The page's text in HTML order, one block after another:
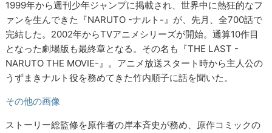
1999年から週刊少年ジャンプに掲載され、世界中に熱狂的なフ
ァンを生んできた『NARUTO -ナルト-』が、先月、全700話で
完結した。2002年からTVアニメシリーズが開始。通算10作目
となった劇場版も最終章となる。その名も『THE LAST -
NARUTO THE MOVIE-』。アニメ放送スタート時から主人公の
うずまきナルト役を務めてきた竹内順子に話を聞いた。
その他の画像
ストーリー総監修を原作者の岸本斉史が務め、原作コミックの